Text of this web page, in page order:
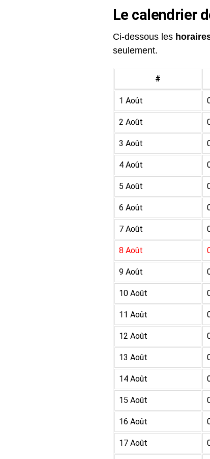
Le calendrier
Ci-dessous les
seulement.
#
1 Août
2 Août
3 Août
4 Août
5 Août
6 Août
7 Août
8 Août
9 Août
10 Août
11 Août
12 Août
13 Août
14 Août
15 Août
16 Août
17 Août